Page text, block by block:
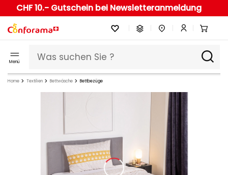
CHF 10.- Gutschein bei Newsletteranmeldung
Menü
Home Textilien Bettwäsche Bettbezüge